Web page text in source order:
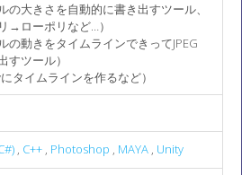
の大きさを自動的に書き出すツール、
→ローポリなど…）
の動きをタイムラインできってJPEG
すツール）
にタイムラインを作るなど）
, C++ , Photoshop , MAYA , Unity